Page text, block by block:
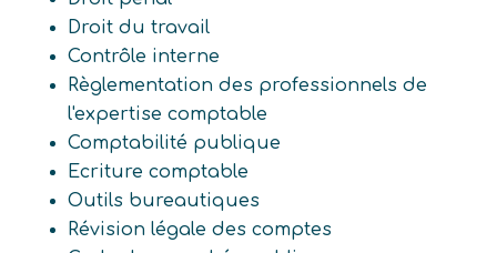
Droit du travail
Contrôle interne
Règlementation des professionnels de
l'expertise comptable
Comptabilité publique
Ecriture comptable
Outils bureautiques
Révision légale des comptes